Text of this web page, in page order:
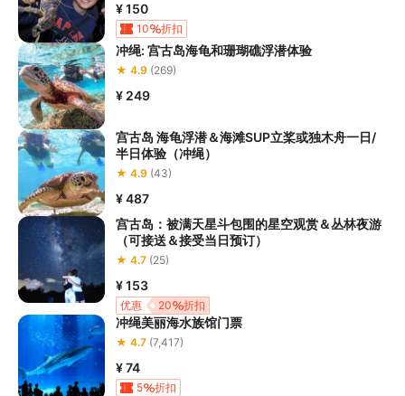
¥ 150
10 折扣
冲绳: 宫古岛海龟和珊瑚礁浮潜体验
★ 4.9 (269)
¥ 249
宫古岛 海龟浮潜＆海滩SUP立桨或独木舟一日/
半日体验（冲绳）
★ 4.9 (43)
¥ 487
宫古岛：被满天星斗包围的星空观赏＆丛林夜游
（可接送＆接受当日预订）
★ 4.7 (25)
¥ 153
20 折扣
优惠
冲绳美丽海水族馆门票
★ 4.7 (7,417)
¥ 74
5 折扣